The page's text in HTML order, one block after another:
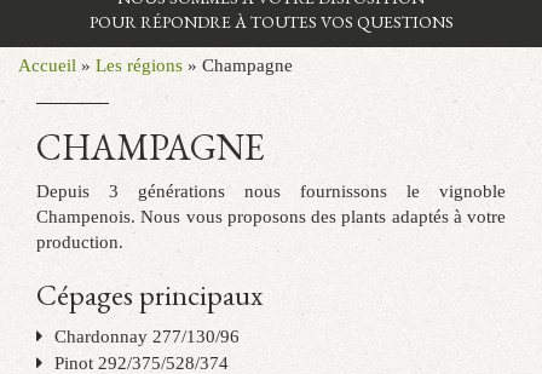
POUR RÉPONDRE À TOUTES VOS QUESTIONS
Accueil » Les régions » Champagne
CHAMPAGNE
Depuis 3 générations nous fournissons le vignoble
Champenois. Nous vous proposons des plants adaptés à votre
production.
Cépages principaux
Chardonnay 277/130/96
Pinot 292/375/528/374